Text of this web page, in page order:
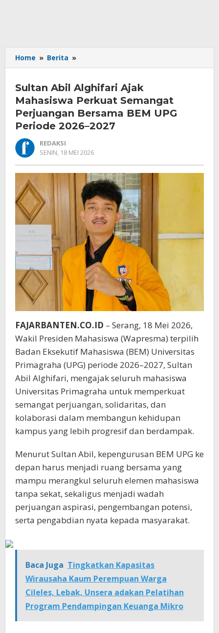
Home » Berita »
Abil
Ajak
Mahasiswa
Perkuat
Semangat
Perjuangan
BEM
2026–
2027
Sultan Abil Alghifari Ajak
Mahasiswa Perkuat Semangat
Perjuangan Bersama BEM UPG
Periode 2026–2027
REDAKSI
SENIN, 18 MEI 2026
FAJARBANTEN.CO.ID – Serang, 18 Mei 2026,
Wakil Presiden Mahasiswa (Wapresma) terpilih
Badan Eksekutif Mahasiswa (BEM) Universitas
Primagraha (UPG) periode 2026–2027, Sultan
Abil Alghifari, mengajak seluruh mahasiswa
Universitas Primagraha untuk memperkuat
semangat perjuangan, solidaritas, dan
kolaborasi dalam membangun kehidupan
kampus yang lebih progresif dan berdampak.
Menurut Sultan Abil, kepengurusan BEM UPG ke
depan harus menjadi ruang bersama yang
mampu merangkul seluruh elemen mahasiswa
tanpa sekat, sekaligus menjadi wadah
perjuangan aspirasi, pengembangan potensi,
serta pengabdian nyata kepada masyarakat.
Baca Juga Tingkatkan Kapasitas
Wirausaha Kaum Perempuan Warga
Cileles, Lebak, Unsera adakan Pelatihan
Program Pendampingan Keuanga Mikro